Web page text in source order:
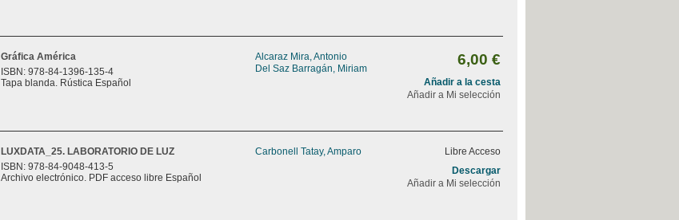
Gráfica América
ISBN: 978-84-1396-135-4
Tapa blanda. Rústica Español
Alcaraz Mira, Antonio
Del Saz Barragán, Miriam
6,00 €
Añadir a la cesta
Añadir a Mi selección
LUXDATA_25. LABORATORIO DE LUZ
ISBN: 978-84-9048-413-5
Archivo electrónico. PDF acceso libre Español
Carbonell Tatay, Amparo
Libre Acceso
Descargar
Añadir a Mi selección